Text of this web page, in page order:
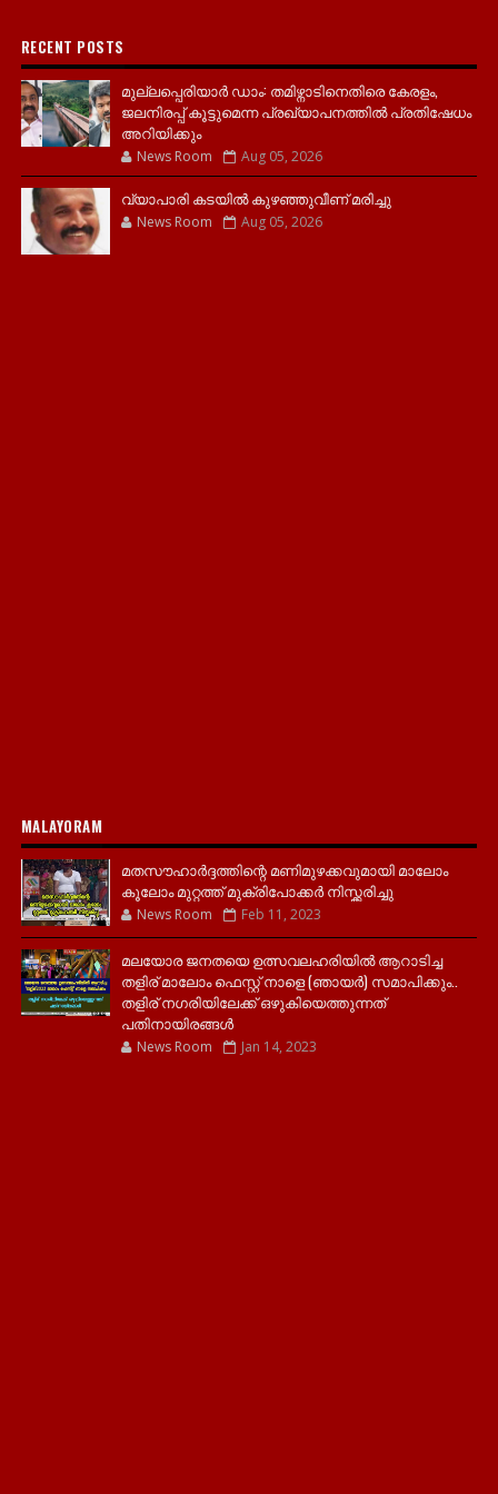
RECENT POSTS
മുല്ലപ്പെരിയാർ ഡാം: തമിഴ്നാടിനെതിരെ കേരളം,
ജലനിരപ്പ് കൂട്ടുമെന്ന പ്രഖ്യാപനത്തിൽ പ്രതിഷേധം
അറിയിക്കും
News Room Aug 05, 2026
വ്യാപാരി കടയിൽ കുഴഞ്ഞുവീണ് മരിച്ചു
News Room Aug 05, 2026
MALAYORAM
മതസൗഹാർദ്ദത്തിന്റെ മണിമുഴക്കവുമായി മാലോം
കൂലോം മുറ്റത്ത് മുക്രിപോക്കർ നിസ്ക്കരിച്ചു
News Room Feb 11, 2023
മലയോര ജനതയെ ഉത്സവലഹരിയിൽ ആറാടിച്ച
തളിര് മാലോം ഫെസ്റ്റ് നാളെ (ഞായർ) സമാപിക്കും..
തളിര് നഗരിയിലേക്ക് ഒഴുകിയെത്തുന്നത്
പതിനായിരങ്ങൾ
News Room Jan 14, 2023